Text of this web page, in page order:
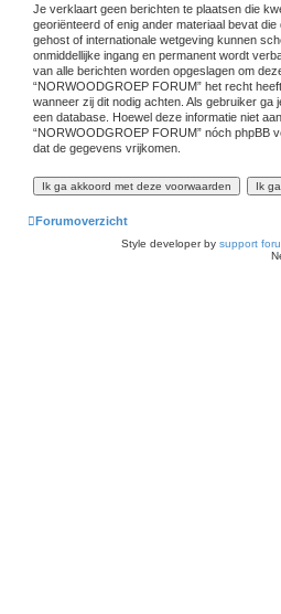
Je verklaart geen berichten te plaatsen die
georiënteerd of enig ander materiaal bevat
gehost of internationale wetgeving kunnen
onmiddellijke ingang en permanent wordt
van alle berichten worden opgeslagen om
“NORWOODGROEP FORUM” het recht
wanneer zij dit nodig achten. Als gebruiker
een database. Hoewel deze informatie niet
“NORWOODGROEP FORUM” nóch phpBB
dat de gegevens vrijkomen.
Forumoverzicht
Style developer by support